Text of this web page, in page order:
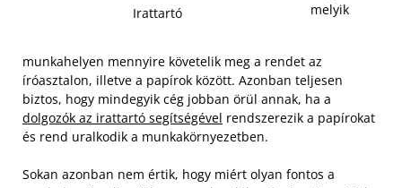
Irattartó
melyik
munkahelyen mennyire követelik meg a rendet az
íróasztalon, illetve a papírok között. Azonban teljesen
biztos, hogy mindegyik cég jobban örül annak, ha a
dolgozók az irattartó segítségével rendszerezik a papírokat
és rend uralkodik a munkakörnyezetben.
Sokan azonban nem értik, hogy miért olyan fontos a